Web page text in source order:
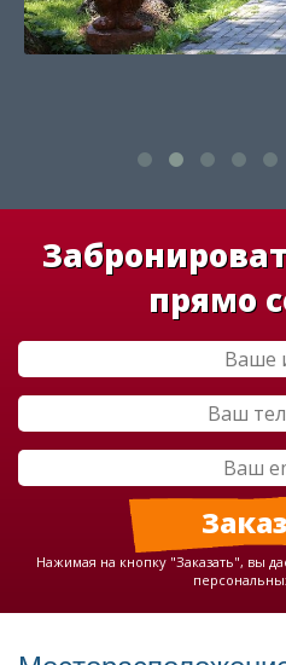
прямо
Нажимая на кнопку "Заказать", вы